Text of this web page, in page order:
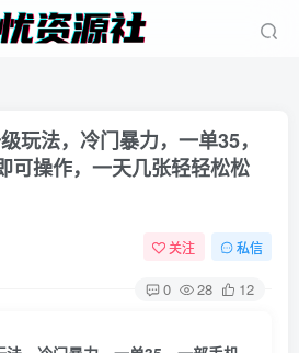
玩法，冷门暴力，一单35，
可操作，一天几张轻轻松松
关注 私信
0 28 12